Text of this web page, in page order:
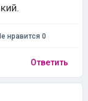
нравится 0
Ответить